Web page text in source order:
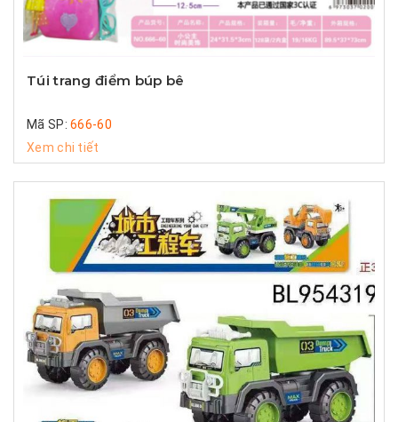
Túi trang điểm búp bê
Mã SP:666-60
Xem chi tiết